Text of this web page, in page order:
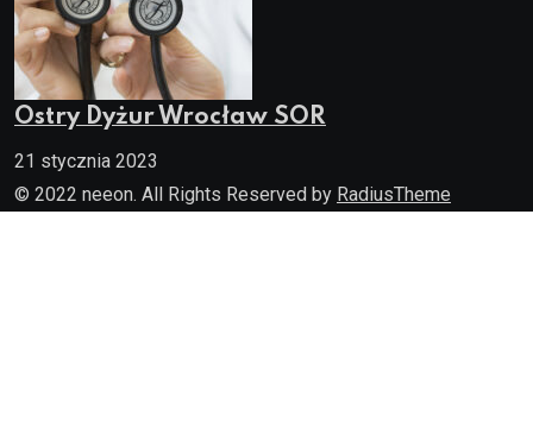
Ostry Dyżur Wrocław SOR
21 stycznia 2023
© 2022 neeon. All Rights Reserved by RadiusTheme